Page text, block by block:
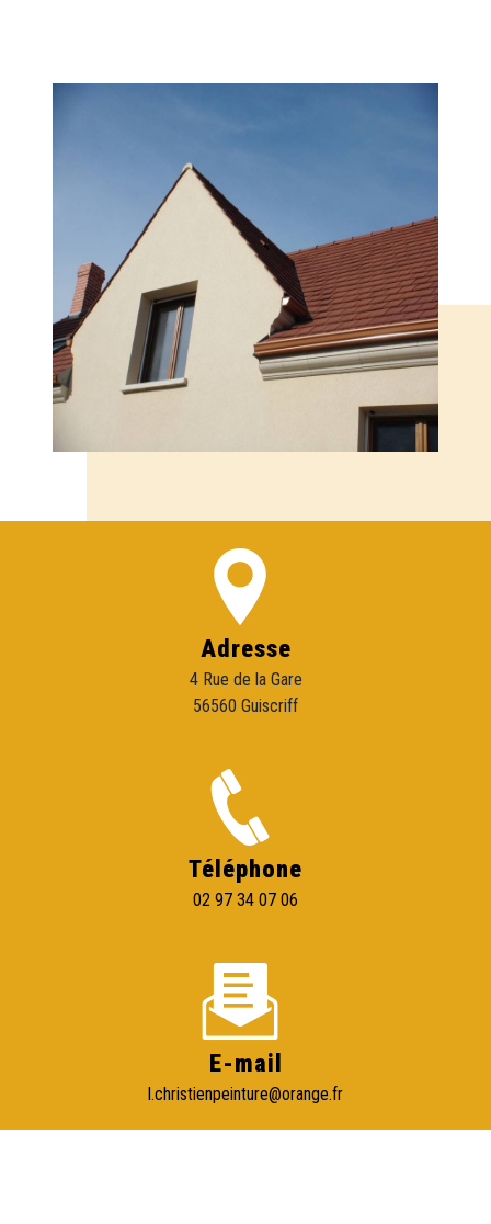
Adresse
4 Rue de la Gare
56560 Guiscriff
Téléphone
02 97 34 07 06
E-mail
l.christienpeinture@orange.fr